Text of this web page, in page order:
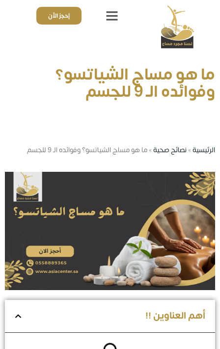
إحجز الأن
ما هو مساج الشياتسو؟
وفوائده الـ 9 للجسم
الرئيسية»نصائح صحية»ما هو مساج الشياتسو؟ وفوائده الـ 9 للجسم
أهم العناوين !!